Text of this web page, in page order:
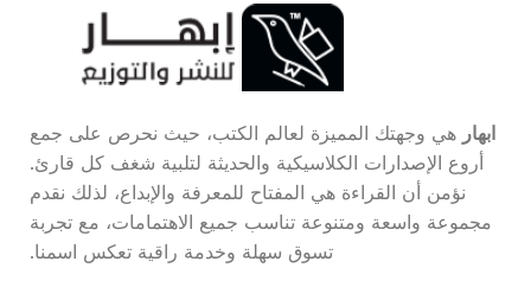
ابهار هي وجهتك المميزة لعالم الكتب، حيث نحرص على جمع
أروع الإصدارات الكلاسيكية والحديثة لتلبية شغف كل قارئ.
نؤمن أن القراءة هي المفتاح للمعرفة والإبداع، لذلك نقدم
مجموعة واسعة ومتنوعة تناسب جميع الاهتمامات، مع تجربة
تسوق سهلة وخدمة راقية تعكس اسمنا.